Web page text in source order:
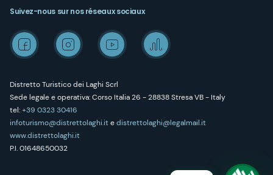
Distretto Turistico dei Laghi Scrl
Sede legale e operativa: Corso Italia 26 - 28838 Stresa VB - Italy
tel:+39 0323 30416
infoturismo@distrettolaghi.itedistrettolaghi@legalmail.it
www.distrettolaghi.it
P.I. 01648650032
Suivez-nous sur nos réseaux sociaux